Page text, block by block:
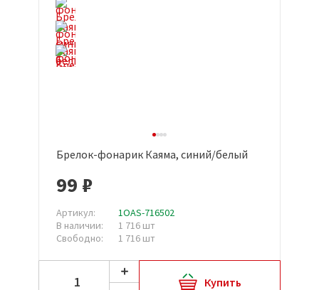
Брелок-фонарик Каяма, синий/белый
99 ₽
Артикул:
1OAS-716502
В наличии:
1 716 шт
Свободно:
1 716 шт
Купить